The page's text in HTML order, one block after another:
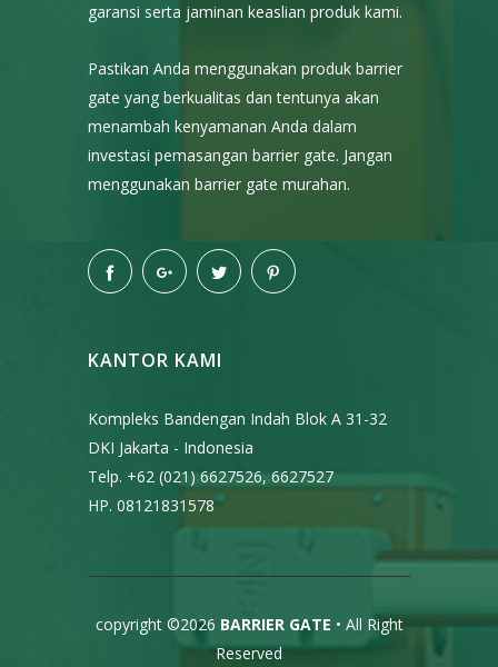
garansi serta jaminan keaslian produk kami.
Pastikan Anda menggunakan produk barrier
gate yang berkualitas dan tentunya akan
menambah kenyamanan Anda dalam
investasi pemasangan barrier gate. Jangan
menggunakan barrier gate murahan.
KANTOR KAMI
Kompleks Bandengan Indah Blok A 31-32
DKI Jakarta - Indonesia
Telp. +62 (021) 6627526, 6627527
HP. 08121831578
copyright ©2026 BARRIER GATE • All Right
Reserved